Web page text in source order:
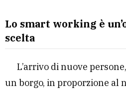
Lo smart working è
scelta
L’arrivo di nuove
un borgo, in proporzione al